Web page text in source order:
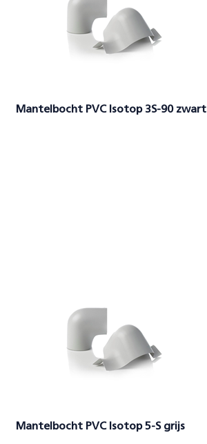
Mantelbocht PVC Isotop 3S-90 zwart
Mantelbocht PVC Isotop 5-S grijs